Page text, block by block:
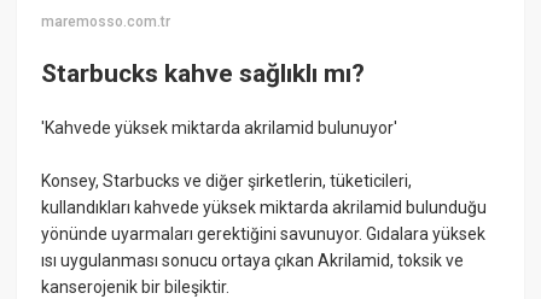
maremosso.com.tr
Starbucks kahve sağlıklı mı?
'Kahvede yüksek miktarda akrilamid bulunuyor'
Konsey, Starbucks ve diğer şirketlerin, tüketicileri,
kullandıkları kahvede yüksek miktarda akrilamid bulunduğu
yönünde uyarmaları gerektiğini savunuyor. Gıdalara yüksek
ısı uygulanması sonucu ortaya çıkan Akrilamid, toksik ve
kanserojenik bir bileşiktir.